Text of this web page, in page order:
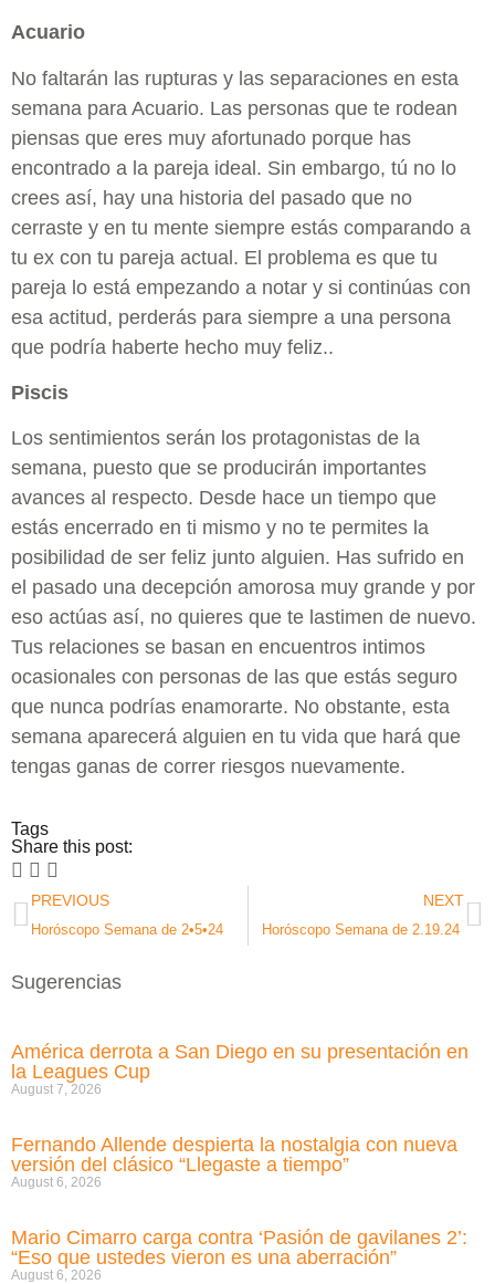
Acuario
No faltarán las rupturas y las separaciones en esta
semana para Acuario. Las personas que te rodean
piensas que eres muy afortunado porque has
encontrado a la pareja ideal. Sin embargo, tú no lo
crees así, hay una historia del pasado que no
cerraste y en tu mente siempre estás comparando a
tu ex con tu pareja actual. El problema es que tu
pareja lo está empezando a notar y si continúas con
esa actitud, perderás para siempre a una persona
que podría haberte hecho muy feliz..
Piscis
Los sentimientos serán los protagonistas de la
semana, puesto que se producirán importantes
avances al respecto. Desde hace un tiempo que
estás encerrado en ti mismo y no te permites la
posibilidad de ser feliz junto alguien. Has sufrido en
el pasado una decepción amorosa muy grande y por
eso actúas así, no quieres que te lastimen de nuevo.
Tus relaciones se basan en encuentros intimos
ocasionales con personas de las que estás seguro
que nunca podrías enamorarte. No obstante, esta
semana aparecerá alguien en tu vida que hará que
tengas ganas de correr riesgos nuevamente.
Tags
Share this post:
PREVIOUS
Horóscopo Semana de 2•5•24
NEXT
Horóscopo Semana de 2.19.24
Sugerencias
América derrota a San Diego en su presentación en
la Leagues Cup
August 7, 2026
Fernando Allende despierta la nostalgia con nueva
versión del clásico “Llegaste a tiempo”
August 6, 2026
Mario Cimarro carga contra ‘Pasión de gavilanes 2’:
“Eso que ustedes vieron es una aberración”
August 6, 2026